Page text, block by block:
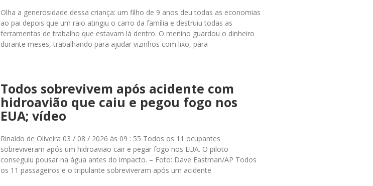
Olha a generosidade dessa criança: um filho de 9 anos deu todas as economias
ao pai depois que um raio atingiu o carro da família e destruiu todas as
ferramentas de trabalho que estavam lá dentro. O menino guardou o dinheiro
durante meses, trabalhando para ajudar vizinhos com lixo, para
Todos sobrevivem após acidente com
hidroavião que caiu e pegou fogo nos
EUA; vídeo
Rinaldo de Oliveira 03 / 08 / 2026 às 09 : 55 Todos os 11 ocupantes
sobreviveram após um hidroavião cair e pegar fogo nos EUA. O piloto
conseguiu pousar na água antes do impacto. – Foto: Dave Eastman/AP Todos
os 11 passageiros e o tripulante sobreviveram após um acidente